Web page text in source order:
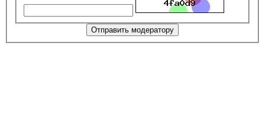
Отправить модератору